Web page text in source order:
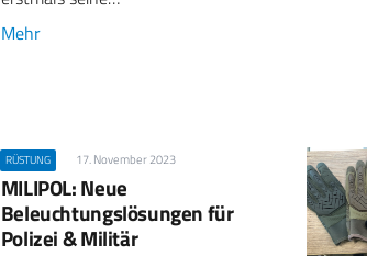
Mehr
RÜSTUNG 17. November 2023
MILIPOL: Neue
Beleuchtungslösungen für
Polizei & Militär